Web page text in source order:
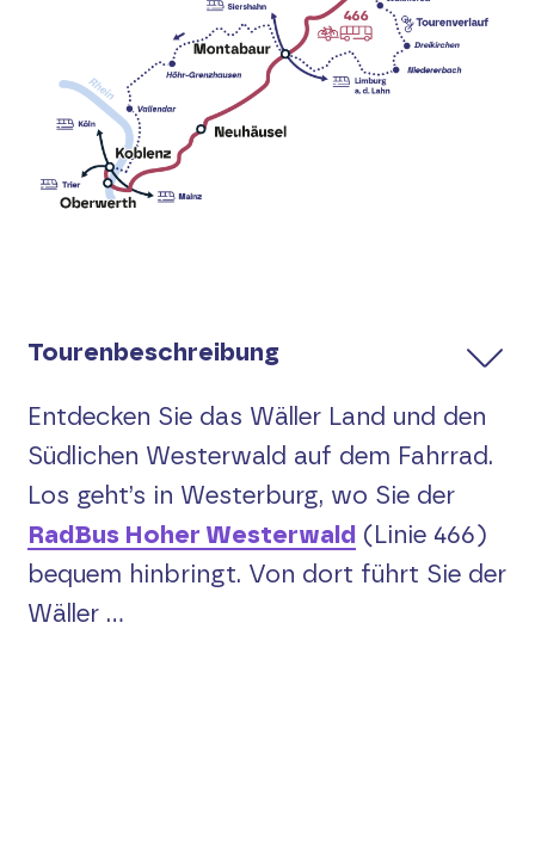
Touren-Tipp Hoher Westerwald
Touren-Tipp Auf dem Ahr-Radweg bis
nach Ahrbrück
Touren-Tipp Loreley
Tourenbeschreibung
Entdecken Sie das Wäller Land und den
Südlichen Westerwald auf dem Fahrrad.
Los geht’s in Westerburg, wo Sie der
RadBus Hoher Westerwald (Linie 466)
bequem hinbringt. Von dort führt Sie der
Wäller ...